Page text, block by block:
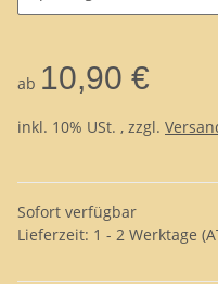
ab 10,90 €
inkl. 10% USt. , zzgl.
Sofort verfügbar
Lieferzeit: 1 - 2 Werktage